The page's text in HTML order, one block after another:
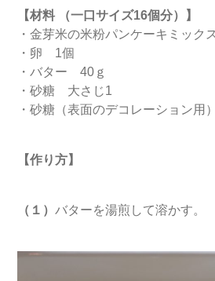
【材料 （一口サイズ16個分）】
・金芽米の米粉パンケーキミック
・卵 1個
・バター 40ｇ
・砂糖 大さじ1
・砂糖（表面のデコレーション
【作り方】
（１）バターを湯煎して溶かす。